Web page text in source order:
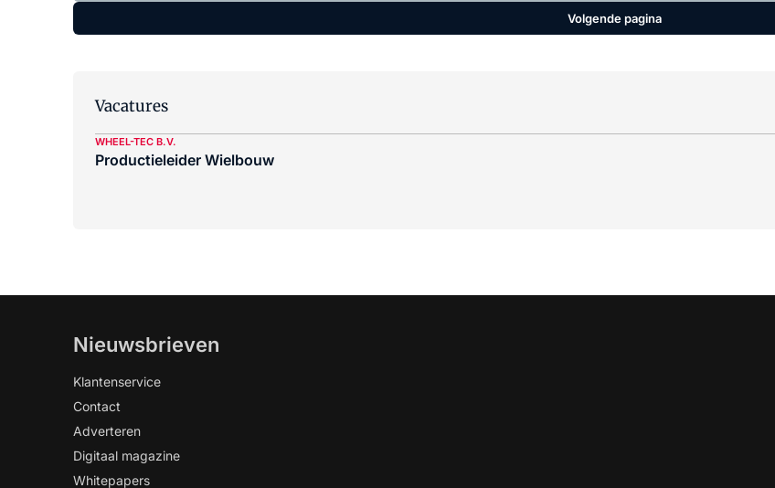
Volgende pagina
Vacatures
WHEEL-TEC B.V.
Productieleider Wielbouw
Nieuwsbrieven
Klantenservice
Contact
Adverteren
Digitaal magazine
Whitepapers